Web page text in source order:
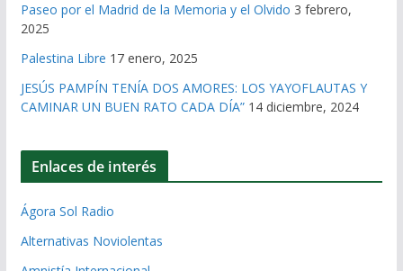
Paseo por el Madrid de la Memoria y el Olvido 3 febrero,
2025
Palestina Libre 17 enero, 2025
JESÚS PAMPÍN TENÍA DOS AMORES: LOS YAYOFLAUTAS Y
CAMINAR UN BUEN RATO CADA DÍA” 14 diciembre, 2024
Enlaces de interés
Ágora Sol Radio
Alternativas Noviolentas